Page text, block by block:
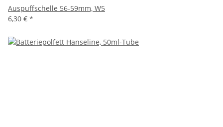
Auspuffschelle 56-59mm, W5
6,30 € *